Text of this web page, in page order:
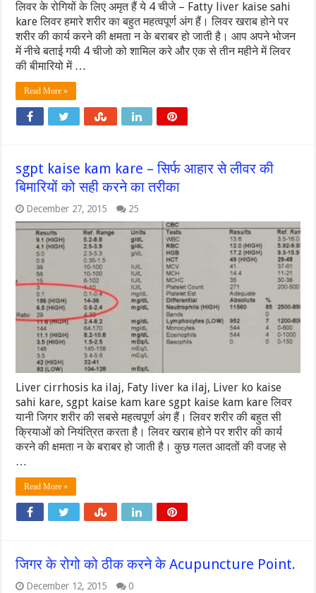
लिवर के रोगियों के लिए अमृत हैं ये 4 चीजे – Fatty liver kaise sahi
kare लिवर हमारे शरीर का बहुत महत्वपूर्ण अंग हैं। लिवर खराब होने पर
शरीर की कार्य करने की क्षमता न के बराबर हो जाती है। आप अपने भोजन
में नीचे बताई गयी 4 चीजो को शामिल करे और एक से तीन महीने में लिवर
की बीमारियो में …
Read More »
sgpt kaise kam kare – सिर्फ आहार से लीवर की
बिमारियों को सही करने का तरीका
December 27, 2015 25
Liver cirrhosis ka ilaj, Faty liver ka ilaj, Liver ko kaise
sahi kare, sgpt kaise kam kare sgpt kaise kam kare लिवर
यानी जिगर शरीर की सबसे महत्वपूर्ण अंग हैं। लिवर शरीर की बहुत सी
क्रियाओं को नियंत्रित करता है। लिवर खराब होने पर शरीर की कार्य
करने की क्षमता न के बराबर हो जाती है। कुछ गलत आदतों की वजह से
…
Read More »
जिगर के रोगो को ठीक करने के Acupuncture Point.
December 12, 2015 0